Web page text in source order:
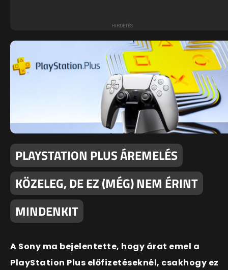
PLAYSTATION PLUS ÁREMELÉS
KÖZELEG, DE EZ (MÉG) NEM ÉRINT
MINDENKIT
A Sony ma bejelentette, hogy árat emel a
PlayStation Plus előfizetéseknél, csakhogy ez